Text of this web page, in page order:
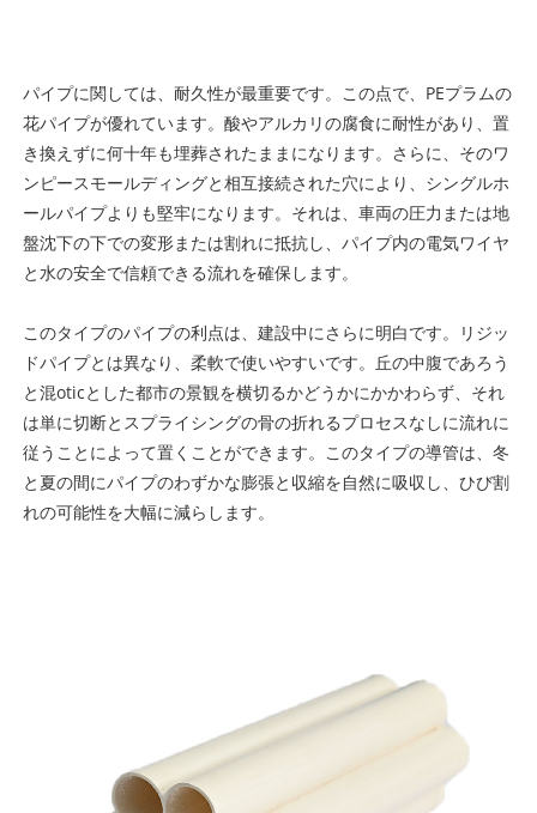
パイプに関しては、耐久性が最重要です。この点で、PEプラムの
花パイプが優れています。酸やアルカリの腐食に耐性があり、置
き換えずに何十年も埋葬されたままになります。さらに、そのワ
ンピースモールディングと相互接続された穴により、シングルホ
ールパイプよりも堅牢になります。それは、車両の圧力または地
盤沈下の下での変形または割れに抵抗し、パイプ内の電気ワイヤ
と水の安全で信頼できる流れを確保します。
このタイプのパイプの利点は、建設中にさらに明白です。リジッ
ドパイプとは異なり、柔軟で使いやすいです。丘の中腹であろう
と混oticとした都市の景観を横切るかどうかにかかわらず、それ
は単に切断とスプライシングの骨の折れるプロセスなしに流れに
従うことによって置くことができます。このタイプの導管は、冬
と夏の間にパイプのわずかな膨張と収縮を自然に吸収し、ひび割
れの可能性を大幅に減らします。